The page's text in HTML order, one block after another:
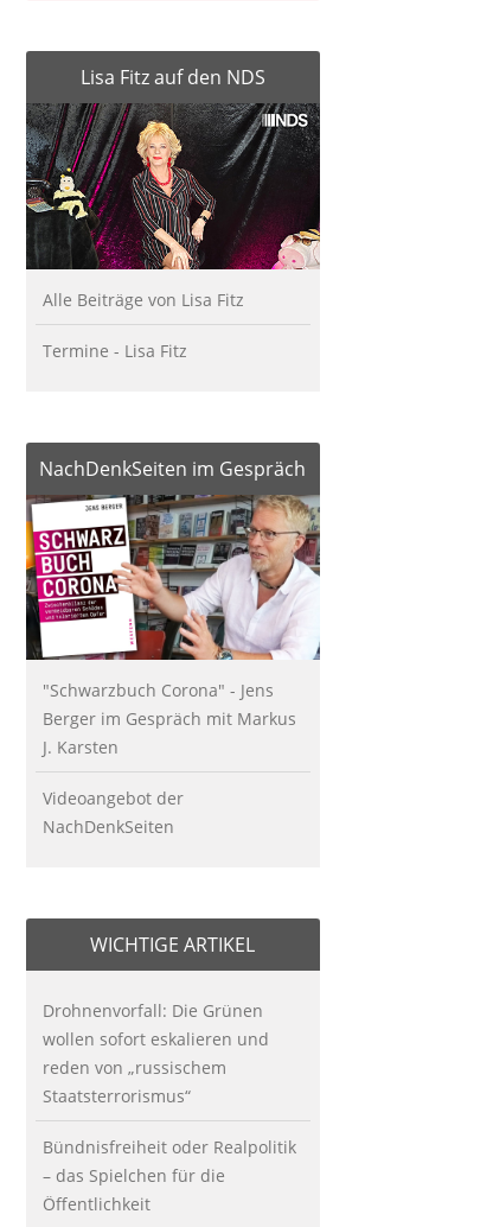
Lisa Fitz auf den NDS
Alle Beiträge von Lisa Fitz
Termine - Lisa Fitz
NachDenkSeiten im Gespräch
"Schwarzbuch Corona" - Jens
Berger im Gespräch mit Markus
J. Karsten
Videoangebot der
NachDenkSeiten
WICHTIGE ARTIKEL
Drohnenvorfall: Die Grünen
wollen sofort eskalieren und
reden von „russischem
Staatsterrorismus“
Bündnisfreiheit oder Realpolitik
– das Spielchen für die
Öffentlichkeit